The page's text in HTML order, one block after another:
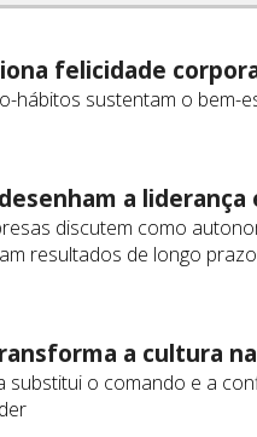
felicidade
hábitos sustentam o bem-
a liderança
discutem como
resultados de longo prazo
a cultura
substitui o comando e a